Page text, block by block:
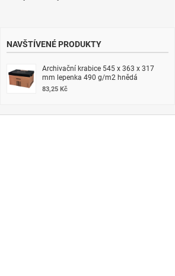
NAVŠTÍVENÉ PRODUKTY
Archivační krabice 545 x 363 x 317
mm lepenka 490 g/m2 hnědá
83,25 Kč